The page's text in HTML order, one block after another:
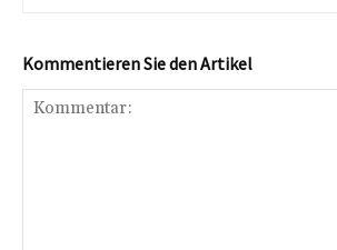
Kommentieren Sie den Artikel